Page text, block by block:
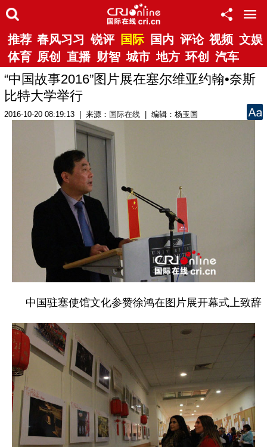
推荐 春风习习 锐评 国际 国内 评论 视频 文娱
体育 原创 直播 财智 城市 地方 环创 汽车
“中国故事2016”图片展在塞尔维亚约翰•奈斯
比特大学举行
2016-10-20 08:19:13 | 来源： 国际在线 | 编辑：杨玉国
中国驻塞使馆文化参赞徐鸿在图片展开幕式上致辞